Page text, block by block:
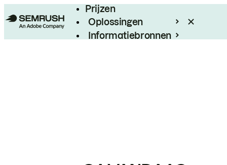
Prijzen
Oplossingen
Informatiebronnen